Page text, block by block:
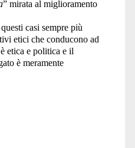
” mirata al miglioramento
casi sempre più
etici che conducono ad
etica e politica e il
è meramente